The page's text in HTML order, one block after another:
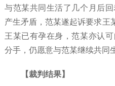
与范某共同生活了几个月后
产生矛盾，范某遂起诉要求王
王某已有孕在身，范某亦认
分手，仍愿意与范某继续共同
【裁判结果】